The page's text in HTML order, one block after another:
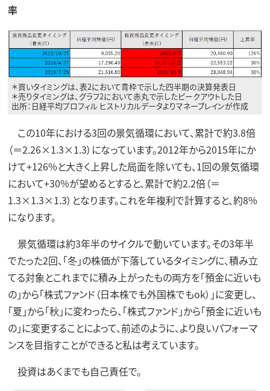
率
＊買いタイミングは、表2において青枠で示した四半期の決算発表日
＊売りタイミングは、グラフ2において赤丸で示したピークアウトした日
出所：日経平均プロフィル ヒストリカルデータよりマネーブレインが作成
この10年における3回の景気循環において、累計で約3.8倍
（＝2.26×1.3×1.3）になっています。2012年から2015年にか
けて+126%と大きく上昇した局面を除いても、1回の景気循環
において+30%が望めるとすると、累計で約2.2倍（＝
1.3×1.3×1.3）となります。これを年複利で計算すると、約8%
になります。
景気循環は約3年半のサイクルで動いています。その3年半
でたった2回、「冬」の株価が下落しているタイミングに、積み立
てる対象とこれまでに積み上がったもの両方を「預金に近いも
の」から「株式ファンド（日本株でも外国株でもok）」に変更し、
「夏」から「秋」に変わったら、「株式ファンド」から「預金に近いも
の」に変更することによって、前述のように、より良いパフォーマ
ンスを目指すことができると私は考えています。
投資はあくまでも自己責任で。